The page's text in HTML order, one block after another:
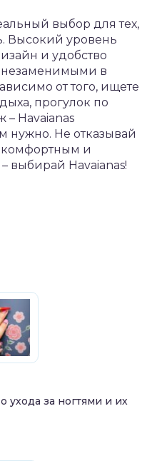
выбор для тех,
Высокий уровень
и удобство
незаменимыми в
от того, ищете
прогулок по
– Havaianas
нужно. Не отказывай
комфортным и
выбирай Havaianas!
ухода за ногтями и их